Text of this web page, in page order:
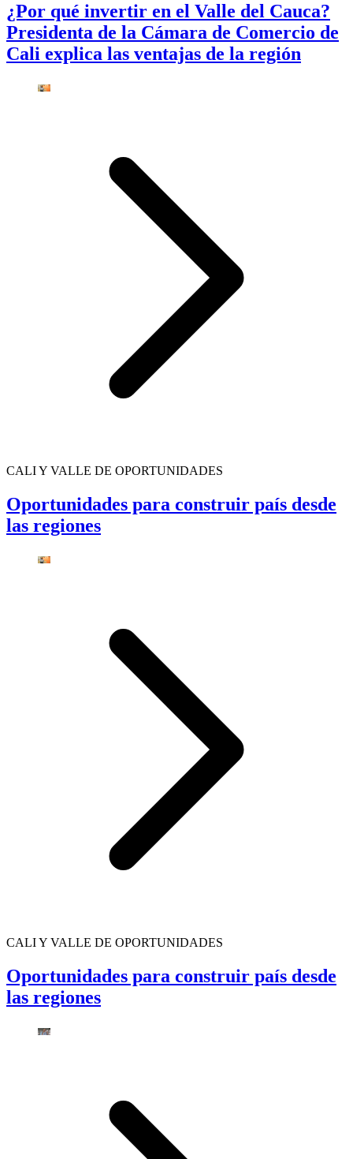
¿Por qué invertir en el Valle del Cauca?
Presidenta de la Cámara de Comercio de
Cali explica las ventajas de la región
CALI Y VALLE DE OPORTUNIDADES
Oportunidades para construir país desde
las regiones
CALI Y VALLE DE OPORTUNIDADES
Oportunidades para construir país desde
las regiones